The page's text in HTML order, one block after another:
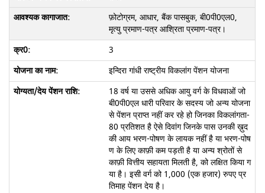
फ़ोटोग्रम, आधार, बैंक पासबुक, बी0पी0एल0,
मृत्यु प्रमाण-पत्र आश्रिता प्रमाण-पत्र।
3
इन्दिरा गांधी राष्ट्रीय विकलांग पेंशन योजना
18 वर्ष या उससे अधिक आयु वर्ग के विधवाओं जो
बी0पी0एल धारी परिवार के सदस्य जो अन्य योजना
से पेंशन प्राप्त नहीं कर रहे हो जिनका विकलांगता-
80 प्रतिशत है ऐसे दिवांग जिनके पास उनकी ख़ुद
की आय भरण-पोषण के लायक नहीं है या भरण-पोष
ण के लिए काफ़ी कम पड़ती है या अन्य श्रोतों से
काफ़ी वित्तीय सहायता मिलती है, को लक्षित किया ग
या है। इसी वर्ग को 1,000 (एक हजार) रुपए प्र
तिमाह पेंशन देय है।